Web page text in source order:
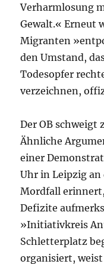
Verharmlosung
Gewalt.« Erneut
Migranten
den Umstand,
Todesopfer
verzeichnen,
Der OB schweigt
Ähnliche
einer
Uhr in Leipzig
Mordfall
Defizite
»Initiativkreis
Schletterplatz
organisiert,